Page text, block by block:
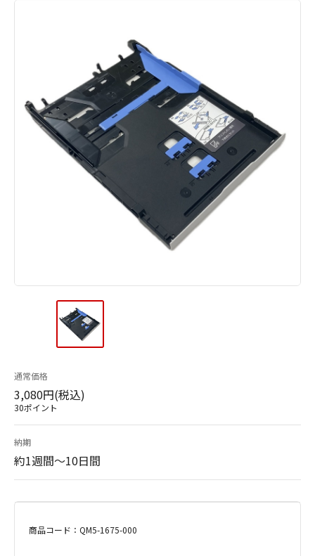
通常価格
3,080円(税込)
30ポイント
納期
約1週間～10日間
商品コード：QM5-1675-000